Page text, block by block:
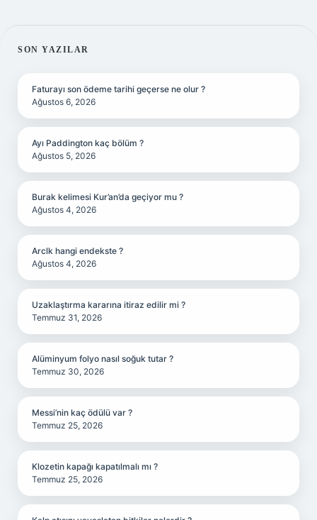
SIDEBAR
SON YAZILAR
Faturayı son ödeme tarihi geçerse ne olur ?
Ağustos 6, 2026
Ayı Paddington kaç bölüm ?
Ağustos 5, 2026
Burak kelimesi Kur’an’da geçiyor mu ?
Ağustos 4, 2026
Arclk hangi endekste ?
Ağustos 4, 2026
Uzaklaştırma kararına itiraz edilir mi ?
Temmuz 31, 2026
Alüminyum folyo nasıl soğuk tutar ?
Temmuz 30, 2026
Messi’nin kaç ödülü var ?
Temmuz 25, 2026
Klozetin kapağı kapatılmalı mı ?
Temmuz 25, 2026